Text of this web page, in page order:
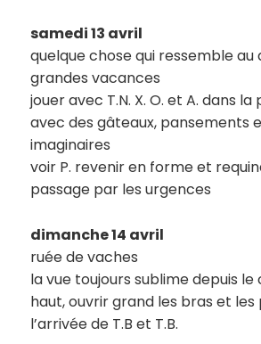
samedi 13 avril
quelque chose qui ressemble au
grandes vacances
jouer avec T.N. X. O. et A. dans
avec des gâteaux, pansements
imaginaires
voir P. revenir en forme et
passage par les urgences
dimanche 14 avril
ruée de vaches
la vue toujours sublime depuis le
haut, ouvrir grand les bras et les
l’arrivée de T.B et T.B.